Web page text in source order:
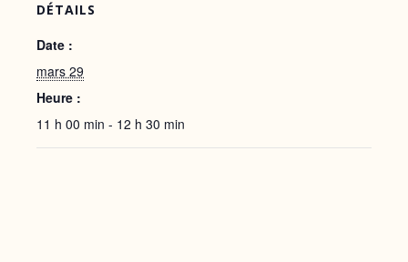
DÉTAILS
Date :
mars 29
Heure :
11 h 00 min - 12 h 30 min